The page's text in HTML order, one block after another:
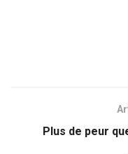
Plus de peur